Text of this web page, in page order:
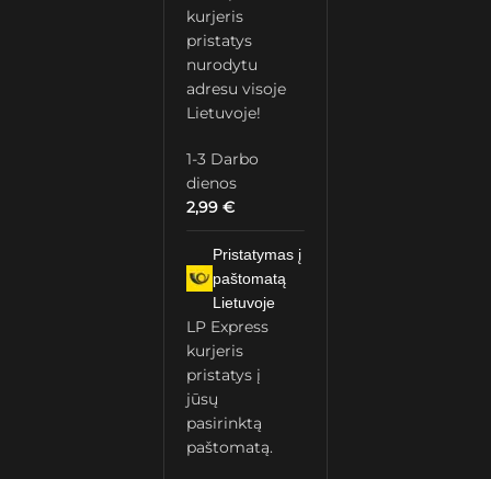
kurjeris
pristatys
nurodytu
adresu visoje
Lietuvoje!
1-3 Darbo
dienos
2,99€
Pristatymas į
paštomatą
Lietuvoje
LP Express
kurjeris
pristatys į
jūsų
pasirinktą
paštomatą.